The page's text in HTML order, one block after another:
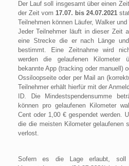
Der Lauf soll insgesamt über einen
der Zeit vom 17.07. bis 24.07.2021
Teilnehmen können Läufer, Walker und
Jeder Teilnehmer läuft in dieser Zeit
eine Strecke die er nach Länge
bestimmt. Eine Zeitnahme wird
werden die gelaufenen Kilometer
bekannte App (tracking oder manuell)
Ossiloopseite oder per Mail an
Teilnehmer erhält hierfür mit der
ID. Die Mindestspendensumme
können pro gelaufenen Kilometer
Cent oder 1,00 € gespendet werden.
die die meisten Kilometer gelaufenen
verlost.
Sofern es die Lage erlaubt, soll